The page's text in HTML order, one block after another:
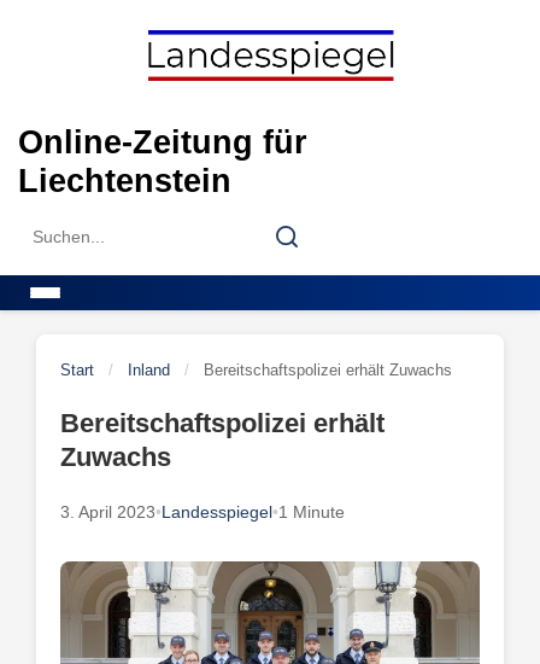
Online-Zeitung für
Liechtenstein
Search
Search
Start / Inland / Bereitschaftspolizei erhält Zuwachs
Bereitschaftspolizei erhält
Zuwachs
3. April 2023•Landesspiegel•1 Minute